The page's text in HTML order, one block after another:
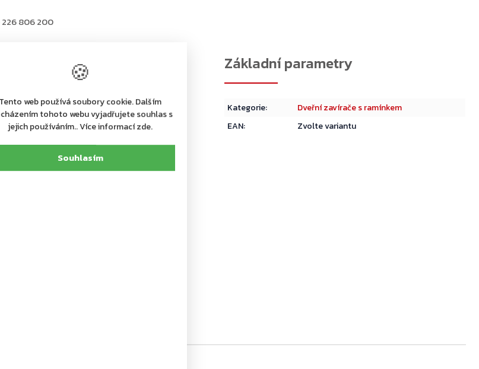
🍪
Tento web používá soubory cookie. Dalším
tohoto webu vyjadřujete souhlas s
jejich používáním.. Více informací zde.
Souhlasím
které je součástí balení
ventilů
Kategorie:
Dveřní zavírače s ramínkem
EAN: Zvolte variantu
226 806 200
Přejít do košíku